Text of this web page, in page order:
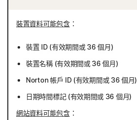
裝置資料可能包含：
裝置 ID (有效期間或 36 個月)
裝置名稱 (有效期間或 36 個月)
Norton 帳戶 ID (有效期間或 36 個月)
日期時間標記 (有效期間或 36 個月)
網站資料可能包含：